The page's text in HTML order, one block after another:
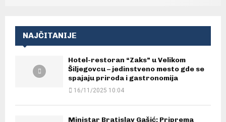
NAJČITANIJE
Hotel-restoran “Zaks” u Velikom
Šiljegovcu – jedinstveno mesto gde se
spajaju priroda i gastronomija
16/11/2025 10:04
Ministar Bratislav Gašić: Priprema